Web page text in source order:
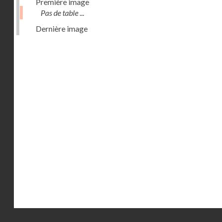
Pas de table ...
Dernière image